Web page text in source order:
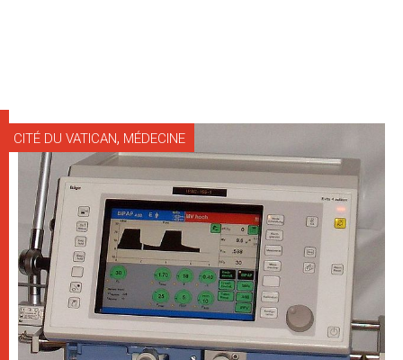
CITÉ DU VATICAN, MÉDECINE